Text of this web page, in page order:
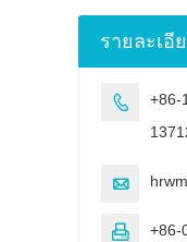
รายละเอี

+86-

 +86-